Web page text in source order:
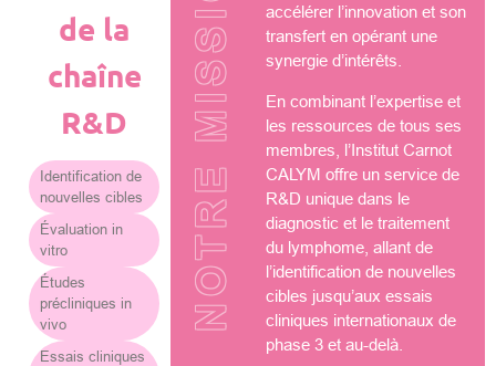
de la
chaîne
R&D
Identification de
nouvelles cibles
Évaluation in
vitro
Études
précliniques in
vivo
Essais cliniques
NOTRE MISSION
accélérer l’innovation et son
transfert en opérant une
synergie d’intérêts.
En combinant l’expertise et
les ressources de tous ses
membres, l’Institut Carnot
CALYM offre un service de
R&D unique dans le
diagnostic et le traitement
du lymphome, allant de
l’identification de nouvelles
cibles jusqu’aux essais
cliniques internationaux de
phase 3 et au-delà.